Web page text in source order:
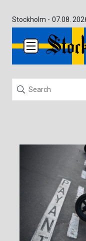
Stockholm - 07.08.